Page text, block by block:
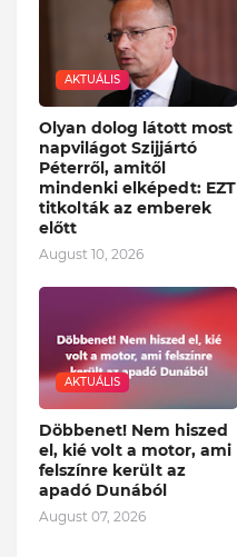
AKTUÁLIS
Olyan dolog látott most
napvilágot Szijjártó
Péterről, amitől
mindenki elképedt: EZT
titkolták az emberek
előtt
August 10, 2026
AKTUÁLIS
Döbbenet! Nem hiszed
el, kié volt a motor, ami
felszínre került az
apadó Dunából
August 07, 2026